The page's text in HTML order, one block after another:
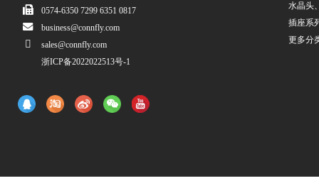
0574-6350 7299 6351 0817
business@connfly.com
sales@connfly.com
浙ICP备2022022513号-1
水晶头
插座系
更多分